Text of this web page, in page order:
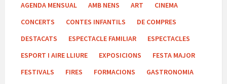
AGENDA MENSUAL
AMB NENS ART
CINEMA
CONCERTS
CONTES INFANTILS
DE COMPRES
DESTACATS
ESPECTACLE FAMILIAR
ESPECTACLES
ESPORT I AIRE LLIURE
EXPOSICIONS
FESTA MAJOR
FESTIVALS
FIRES FORMACIONS
GASTRONOMIA